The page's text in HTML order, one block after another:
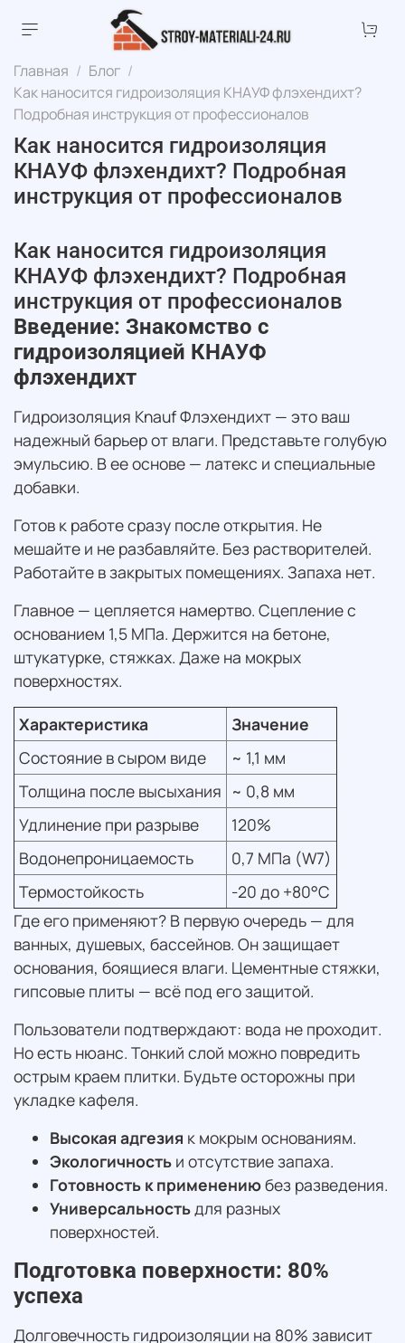
Главная
Блог
Как наносится гидроизоляция КНАУФ флэхендихт?
Подробная инструкция от профессионалов
Как наносится гидроизоляция
КНАУФ флэхендихт? Подробная
инструкция от профессионалов
Как наносится гидроизоляция
КНАУФ флэхендихт? Подробная
инструкция от профессионалов
Введение: Знакомство с
гидроизоляцией КНАУФ
флэхендихт
Гидроизоляция Knauf Флэхендихт — это ваш
надежный барьер от влаги. Представьте голубую
эмульсию. В ее основе — латекс и специальные
добавки.
Готов к работе сразу после открытия. Не
мешайте и не разбавляйте. Без растворителей.
Работайте в закрытых помещениях. Запаха нет.
Главное — цепляется намертво. Сцепление с
основанием 1,5 МПа. Держится на бетоне,
штукатурке, стяжках. Даже на мокрых
поверхностях.
Характеристика
Значение
Состояние в сыром виде
~ 1,1 мм
Толщина после высыхания ~ 0,8 мм
Удлинение при разрыве
120%
Водонепроницаемость
0,7 МПа (W7)
Термостойкость
-20 до +80°C
Где его применяют? В первую очередь — для
ванных, душевых, бассейнов. Он защищает
основания, боящиеся влаги. Цементные стяжки,
гипсовые плиты — всё под его защитой.
Пользователи подтверждают: вода не проходит.
Но есть нюанс. Тонкий слой можно повредить
острым краем плитки. Будьте осторожны при
укладке кафеля.
Высокая адгезия к мокрым основаниям.
Экологичность и отсутствие запаха.
Готовность к применениюбез разведения.
Универсальностьдля разных
поверхностей.
Подготовка поверхности: 80%
успеха
Долговечность гидроизоляции на 80% зависит